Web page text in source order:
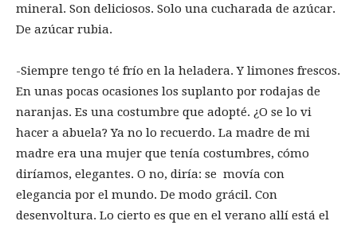
mineral. Son deliciosos. Solo una cucharada de azúcar.
De azúcar rubia.
-Siempre tengo té frío en la heladera. Y limones frescos.
En unas pocas ocasiones los suplanto por rodajas de
naranjas. Es una costumbre que adopté. ¿O se lo vi
hacer a abuela? Ya no lo recuerdo. La madre de mi
madre era una mujer que tenía costumbres, cómo
diríamos, elegantes. O no, diría: se movía con
elegancia por el mundo. De modo grácil. Con
desenvoltura. Lo cierto es que en el verano allí está el